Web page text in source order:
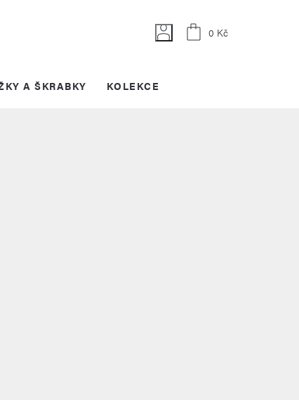
Nákupní
0 Kč
A ŠKRABKY KOLEKCE